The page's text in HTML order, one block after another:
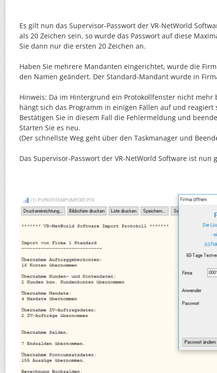
Es gilt nun das Supervisor-Passwort der VR-NetWorld
als 20 Zeichen sein, so wurde das Passwort auf diese
Sie dann nur die ersten 20 Zeichen an.
Haben Sie mehrere Mandanten eingerichtet, wurde die
den Namen geändert. Der Standard-Mandant wurde in
Hinweis: Da im Hintergrund ein Protokollfenster nicht mehr
hängt sich das Programm in einigen Fällen auf und
Bestätigen Sie in diesem Fall die Fehlermeldung und
Starten Sie es neu.
(Der schnellste Weg geht über den Taskmanager und
Das Supervisor-Passwort der VR-NetWorld Software ist nun